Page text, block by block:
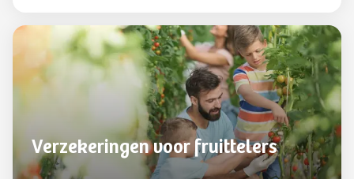
Verzekeringen voor fruittelers